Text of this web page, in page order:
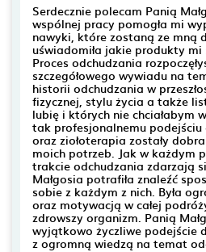
Serdecznie polecam Panią
wspólnej pracy pomogła mi
nawyki, które zostaną ze mną
uświadomiła jakie produkty mi
Proces odchudzania
szczegółowego wywiadu na
historii odchudzania w
fizycznej, stylu życia a także
lubię i których nie chciałabym
tak profesjonalnemu
oraz ziołoterapia zostały
moich potrzeb. Jak w każdym
trakcie odchudzania zdarzają
Małgosia potrafiła znaleźć
sobie z każdym z nich. Była
oraz motywacją w całej
zdrowszy organizm. Panią
wyjątkowo życzliwe podejście
z ogromną wiedzą na temat